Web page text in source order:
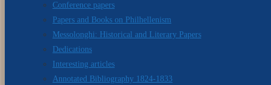
Conference papers
Papers and Books on Philhellenism
Messolonghi: Historical and Literary Papers
Dedications
Interesting articles
Annotated Bibliography 1824-1833